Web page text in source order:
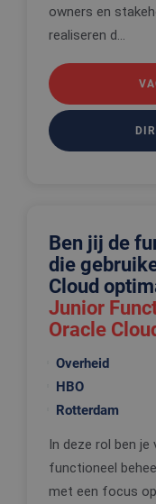
owners en
realiseren d...
Ben jij de
die
Cloud
Junior
Oracle
Overheid
HBO
Rotterdam
In deze rol ben
functioneel
met een focus